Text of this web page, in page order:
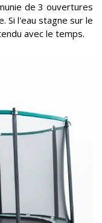
de 3 ouvertures
Si l'eau stagne sur le
avec le temps.